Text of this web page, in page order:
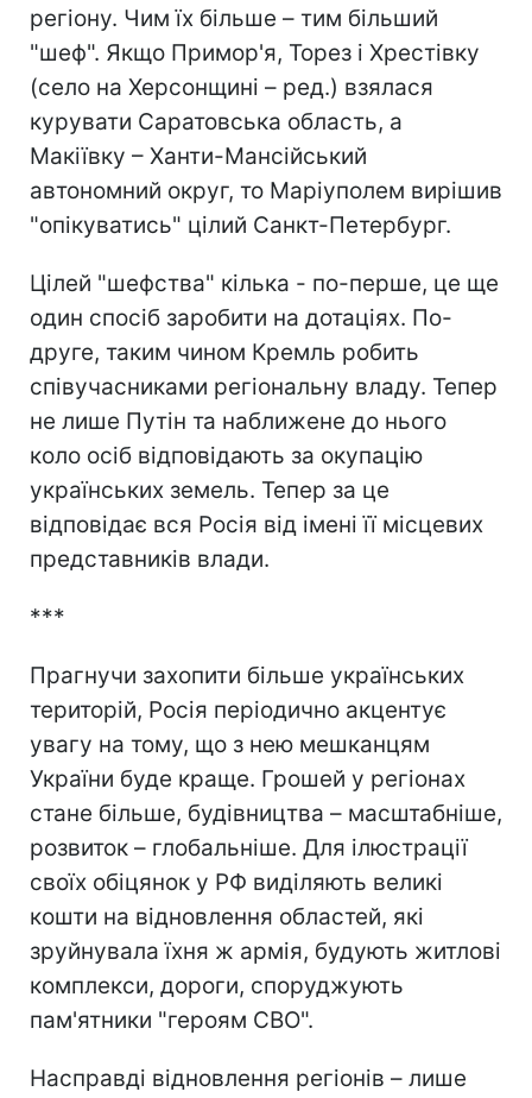
регіону. Чим їх більше – тим більший
"шеф". Якщо Примор'я, Торез і Хрестівку
(село на Херсонщині – ред.) взялася
курувати Саратовська область, а
Макіївку – Ханти-Мансійський
автономний округ, то Маріуполем вирішив
"опікуватись" цілий Санкт-Петербург.
Цілей "шефства" кілька - по-перше, це ще
один спосіб заробити на дотаціях. По-
друге, таким чином Кремль робить
співучасниками регіональну владу. Тепер
не лише Путін та наближене до нього
коло осіб відповідають за окупацію
українських земель. Тепер за це
відповідає вся Росія від імені її місцевих
представників влади.
***
Прагнучи захопити більше українських
територій, Росія періодично акцентує
увагу на тому, що з нею мешканцям
України буде краще. Грошей у регіонах
стане більше, будівництва – масштабніше,
розвиток – глобальніше. Для ілюстрації
своїх обіцянок у РФ виділяють великі
кошти на відновлення областей, які
зруйнувала їхня ж армія, будують житлові
комплекси, дороги, споруджують
пам'ятники "героям СВО".
Насправді відновлення регіонів – лише